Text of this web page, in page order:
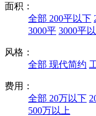
面积：
全部 200平以下
3000平 3000平
风格：
全部 现代简约
费用：
全部 20万以下
500万以上